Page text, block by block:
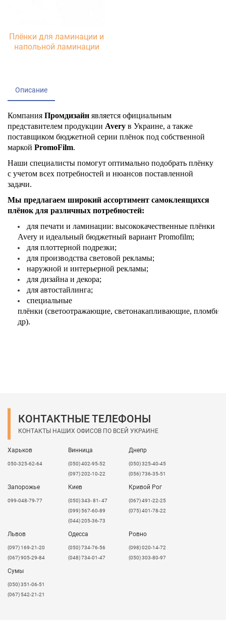
Плёнки для ламинации и
напольной ламинации
Описание
Компания Промдизайн является официальным
представителем продукции Avery в Украине, а также
поставщиком бюджетной серии плёнок под собственной
маркой PromoFilm.
Наши специалисты помогут оптимально подобрать плёнку
с учетом всех потребностей и нюансов поставленной
задачи.
Мы предлагаем широкий ассортимент самоклеящихся
плёнок для различных потребностей:
для печати и ламинации: высококачественные плёнки
Avery и идеальный бюджетный вариант Promofilm;
для плоттерной подрезки;
для производства световой рекламы;
наружной и интерьерной рекламы;
для дизайна и декора;
для автостайлинга;
специальные
плёнки (светоотражающие, светонакапливающие,
др).
КОНТАКТНЫЕ ТЕЛЕФОНЫ
КОНТАКТЫ НАШИХ ОФИСОВ ПО ВСЕЙ УКРАИНЕ
Харьков
050-325-62-64
Винница
(050) 402-95-52
(097) 202-10-22
Днепр
(050) 325-40-45
(056) 736-35-51
Запорожье
099-048-79-77
Киев
(050) 343- 81- 47
(099) 567-60-89
(044) 205-36-73
Кривой Рог
(067) 491-22-25
(075) 401-78-22
Львов
​(097) 169-21-20
(067) 905-29-84
Одесса
(050) 734-76-56
(048) 734-01-47
Ровно
(098) 020-14-72
(050) 303-80-97
Сумы
(050) 351-06-51
(067) 542-21-21